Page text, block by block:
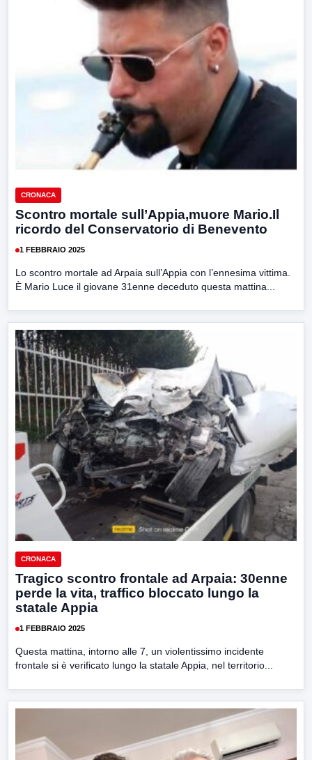
CRONACA
Scontro mortale sull’Appia,muore Mario.Il
ricordo del Conservatorio di Benevento
1 FEBBRAIO 2025
Lo scontro mortale ad Arpaia sull’Appia con l’ennesima vittima.
È Mario Luce il giovane 31enne deceduto questa mattina...
CRONACA
Tragico scontro frontale ad Arpaia: 30enne
perde la vita, traffico bloccato lungo la
statale Appia
1 FEBBRAIO 2025
Questa mattina, intorno alle 7, un violentissimo incidente
frontale si è verificato lungo la statale Appia, nel territorio...